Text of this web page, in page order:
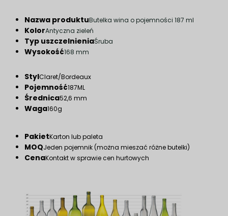
Nazwa produktuButelka wina o pojemności 187 ml
KolorAntyczna zieleń
Typ uszczelnieniaŚruba
Wysokość168 mm
StylClaret/Bordeaux
Pojemność187ML
Średnica52,6 mm
Waga160g
PakietKarton lub paleta
MOQJeden pojemnik (można mieszać różne butelki)
CenaKontakt w sprawie cen hurtowych